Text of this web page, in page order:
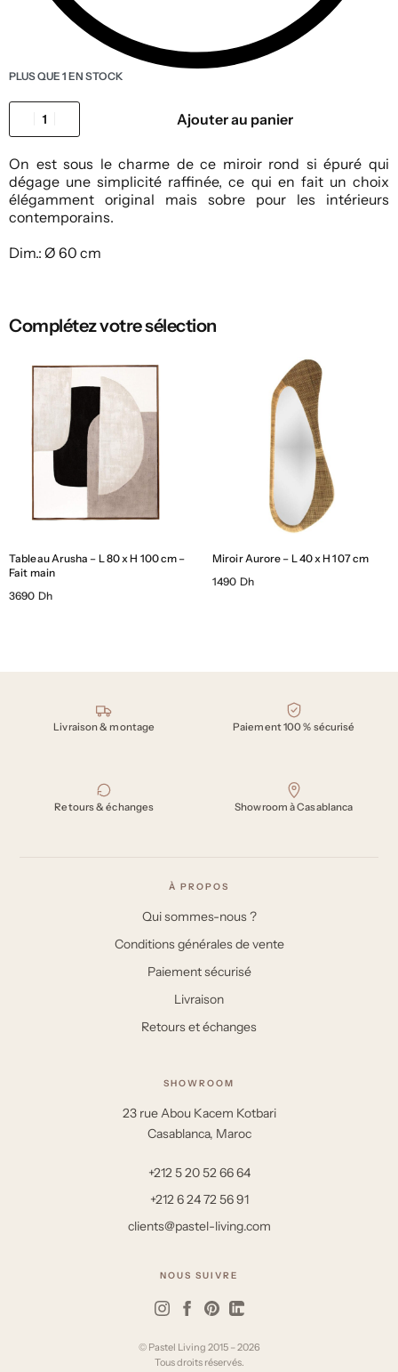
PLUS QUE 1 EN STOCK
Ajouter au panier
On est sous le charme de ce miroir rond si épuré qui
dégage une simplicité raffinée, ce qui en fait un choix
élégamment original mais sobre pour les intérieurs
contemporains.
Dim.: Ø 60 cm
Complétez votre sélection
Tableau Arusha – L 80 x H 100 cm –
Fait main
3690 Dh
Miroir Aurore – L 40 x H 107 cm
1490 Dh
Nos engagements
Livraison & montage Paiement 100 % sécurisé
Retours & échanges Showroom à Casablanca
À PROPOS
Qui sommes-nous ?
Conditions générales de vente
Paiement sécurisé
Livraison
Retours et échanges
SHOWROOM
23 rue Abou Kacem Kotbari
Casablanca, Maroc
+212 5 20 52 66 64
+212 6 24 72 56 91
clients@pastel-living.com
NOUS SUIVRE
© Pastel Living 2015 – 2026
Tous droits réservés.